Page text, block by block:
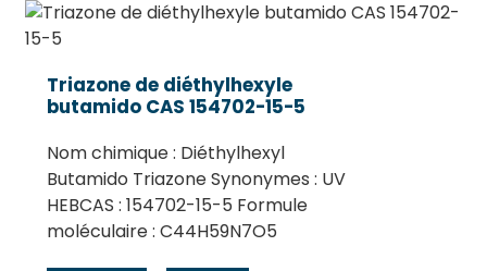
Triazone de diéthylhexyle
butamido CAS 154702-15-5
Nom chimique : Diéthylhexyl
Butamido Triazone Synonymes : UV
HEBCAS : 154702-15-5 Formule
moléculaire : C44H59N7O5